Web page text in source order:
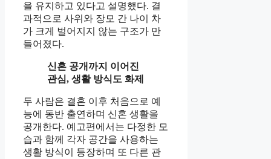
을 유지하고 있다고 설명했다. 결
과적으로 사위와 장모 간 나이 차
가 크게 벌어지지 않는 구조가 만
들어졌다.
신혼 공개까지 이어진
관심, 생활 방식도 화제
두 사람은 결혼 이후 처음으로 예
능에 동반 출연하며 신혼 생활을
공개한다. 예고편에서는 다정한 모
습과 함께 각자 공간을 사용하는
생활 방식이 등장하며 또 다른 관